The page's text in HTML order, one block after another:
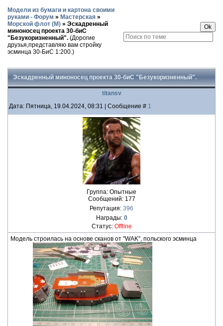
Модели из бумаги и картона своими
руками - Форум » Мастерская »
Морской флот (М) » Эскадренный
миноносец проекта 30-биС
"Безукоризненный". (Дорогие
друзья,представляю вам стройку
эсминца 30-БиС 1:200.)
Эскадренный миноносец проекта 30-биС "Безукоризненный".
titansv
Дата: Пятница, 19.04.2024, 08:31 | Сообщение # 1
Группа: Опытные
Сообщений: 177
Репутация: 396
Награды: 0
Статус: Offline
Модель строилась на основе сканов от "WAK", польского эсминца